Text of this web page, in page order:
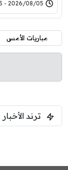
2026/08/05 - 19:35
مباريات الأمس
ترند الأخبار